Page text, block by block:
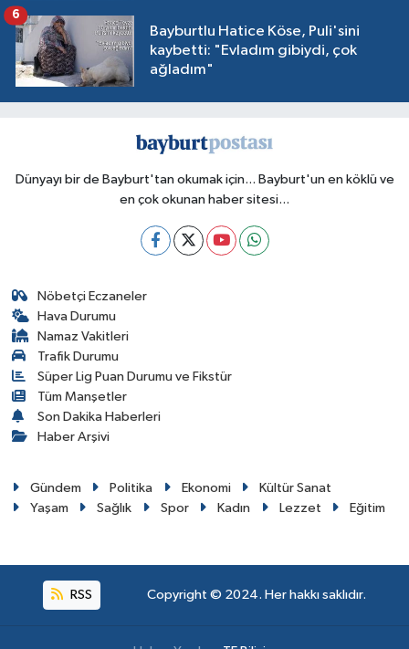
Bayburtlu Hatice Köse, Puli'sini
kaybetti: "Evladım gibiydi, çok
ağladım"
6
Dünyayı bir de Bayburt'tan okumak için... Bayburt'un en köklü ve
en çok okunan haber sitesi...
Nöbetçi Eczaneler
Hava Durumu
Namaz Vakitleri
Trafik Durumu
Süper Lig Puan Durumu ve Fikstür
Tüm Manşetler
Son Dakika Haberleri
Haber Arşivi
Gündem Politika Ekonomi
Kültür Sanat
Yaşam
Sağlık Spor Kadın Lezzet Eğitim
RSS Copyright © 2024. Her hakkı saklıdır.